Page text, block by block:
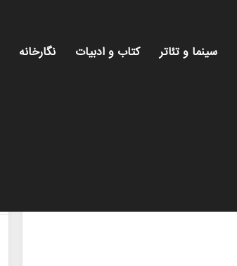
سینما و تئاتر کتاب و ادبیات نگارخانه